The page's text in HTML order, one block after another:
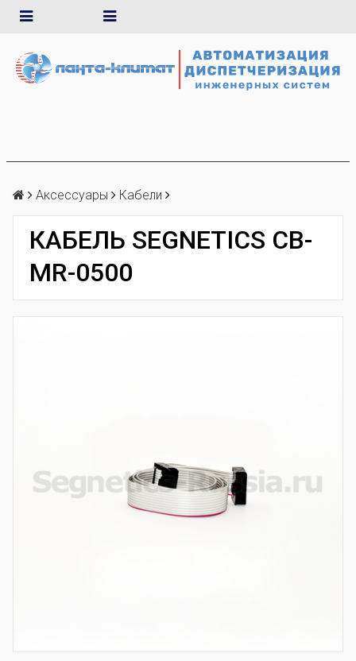
Аксеcсуары Кабели
КАБЕЛЬ SEGNETICS CB-
MR-0500